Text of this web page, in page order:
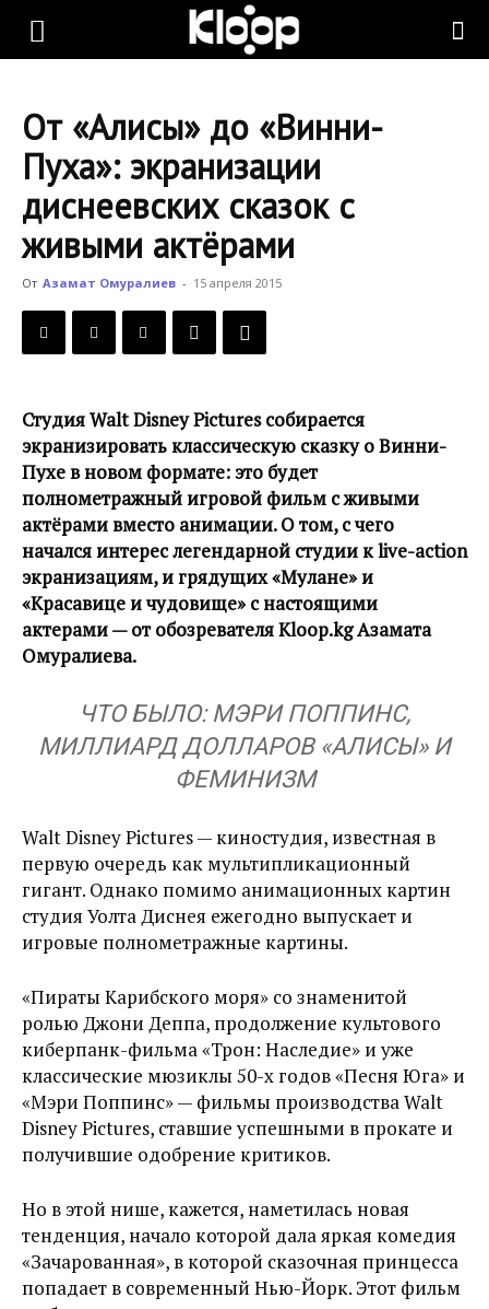
KLOOP.KG
Новости
Кыргызстана
От «Алисы» до «Винни-
Пуха»: экранизации
диснеевских сказок с
живыми актёрами
От Азамат Омуралиев - 15 апреля 2015
Студия Walt Disney Pictures собирается
экранизировать классическую сказку о Винни-
Пухе в новом формате: это будет
полнометражный игровой фильм с живыми
актёрами вместо анимации. О том, с чего
начался интерес легендарной студии к live-action
экранизациям, и грядущих «Мулане» и
«Красавице и чудовище» с настоящими
актерами — от обозревателя Kloop.kg Азамата
Омуралиева.
ЧТО БЫЛО: МЭРИ ПОППИНС,
МИЛЛИАРД ДОЛЛАРОВ «АЛИСЫ» И
ФЕМИНИЗМ
Walt Disney Pictures — киностудия, известная в
первую очередь как мультипликационный
гигант. Однако помимо анимационных картин
студия Уолта Диснея ежегодно выпускает и
игровые полнометражные картины.
«Пираты Карибского моря» со знаменитой
ролью Джони Деппа, продолжение культового
киберпанк-фильма «Трон: Наследие» и уже
классические мюзиклы 50-х годов «Песня Юга» и
«Мэри Поппинс» — фильмы производства Walt
Disney Pictures, ставшие успешными в прокате и
получившие одобрение критиков.
Но в этой нише, кажется, наметилась новая
тенденция, начало которой дала яркая комедия
«Зачарованная», в которой сказочная принцесса
попадает в современный Нью-Йорк. Этот фильм